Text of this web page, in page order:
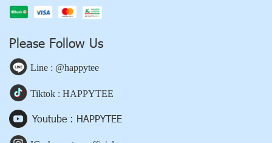
Please Follow Us
Line : @happytee
Tiktok : HAPPYTEE
Youtube : HAPPYTEE